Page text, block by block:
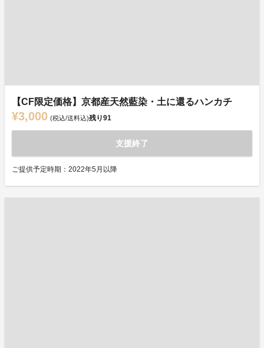
【CF限定価格】京都産天然藍染・土に還るハンカチ
¥3,000 (税込/送料込)残り91
支援終了
ご提供予定時期：2022年5月以降